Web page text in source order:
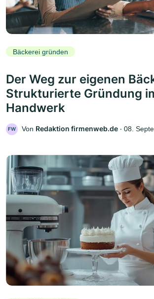
Bäckerei gründen
Der Weg zur eigenen
Strukturierte Gründung
Handwerk
FW Von Redaktion firmenweb.de ‧ 08.